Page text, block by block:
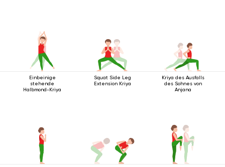
Einbeinige
stehende
Halbmond-Kriya
Squat Side Leg
Extension Kriya
Kriya des Ausfalls
des Sohnes von
Anjana